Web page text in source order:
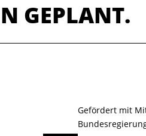
GEPLANT.
Gefördert mit